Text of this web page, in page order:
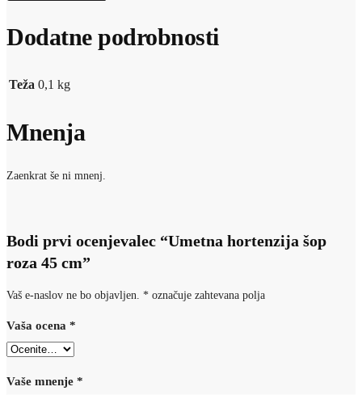
Dodatne podrobnosti
Teža 0,1 kg
Mnenja
Zaenkrat še ni mnenj.
Bodi prvi ocenjevalec “Umetna hortenzija šop
roza 45 cm”
Vaš e-naslov ne bo objavljen. * označuje zahtevana polja
Vaša ocena *
Vaše mnenje *